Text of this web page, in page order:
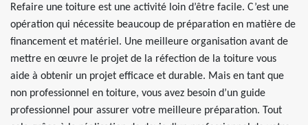
Refaire une toiture est une activité loin d’être facile. C’est une
opération qui nécessite beaucoup de préparation en matière de
financement et matériel. Une meilleure organisation avant de
mettre en œuvre le projet de la réfection de la toiture vous
aide à obtenir un projet efficace et durable. Mais en tant que
non professionnel en toiture, vous avez besoin d’un guide
professionnel pour assurer votre meilleure préparation. Tout